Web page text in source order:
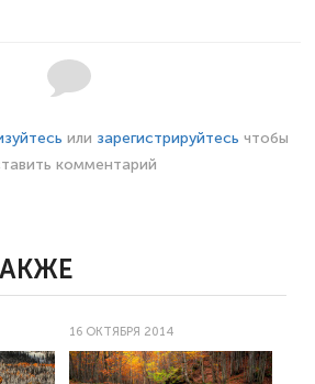
или зарегистрируйтесь чтобы
комментарий
16 ОКТЯБРЯ 2014